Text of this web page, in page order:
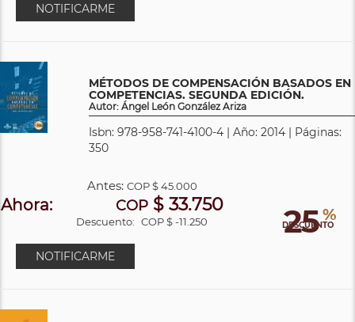
NOTIFICARME
MÉTODOS DE COMPENSACIÓN BASADOS EN
COMPETENCIAS. SEGUNDA EDICIÓN.
Autor: Ángel León González Ariza
Isbn: 978-958-741-4100-4 | Año: 2014 | Páginas:
350
25 %
DESCUENTO
Antes: COP$ 45.000
Ahora: COP $ 33.750
Descuento: COP $ -11.250
NOTIFICARME